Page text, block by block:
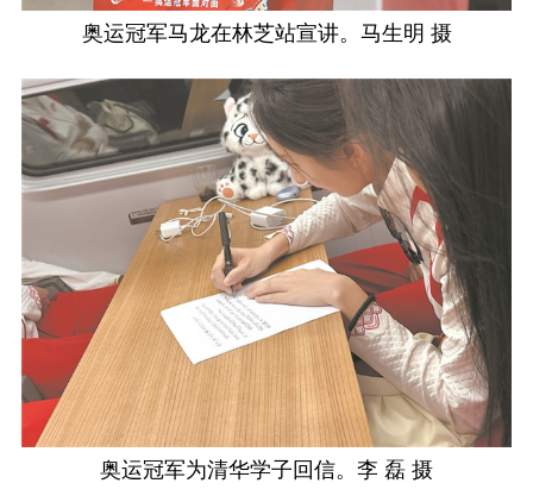
奥运冠军马龙在林芝站宣讲。马生明 摄
奥运冠军为清华学子回信。李 磊 摄